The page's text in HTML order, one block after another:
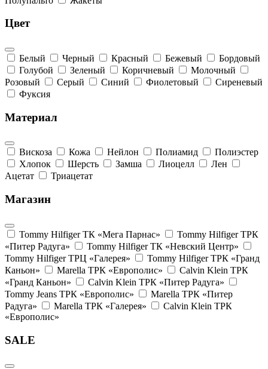
Цвет
Белый Черный Красный Бежевый
Бордовый
Голубой
Зеленый Коричневый
Молочный
Розовый
Серый Синий Фиолетовый
Сиреневый
Фуксия
Материал
Вискоза Кожа Нейлон Полиамид
Полиэстер
Хлопок
Шерсть Замша Лиоцелл
Лен
Ацетат
Триацетат
Магазин
Tommy Hilfiger ТК «Мега Парнас»
Tommy Hilfiger ТРК
«Питер Радуга»
Tommy Hilfiger ТК «Невский Центр»
Tommy Hilfiger ТРЦ «Галерея»
Tommy Hilfiger ТРК «Гранд
Каньон»
Marella ТРК «Европолис»
Calvin Klein ТРК
«Гранд Каньон»
Calvin Klein ТРК «Питер Радуга»
Tommy Jeans ТРК «Европолис»
Marella ТРК «Питер
Радуга»
Marella ТРК «Галерея»
Calvin Klein ТРК
«Европолис»
SALE